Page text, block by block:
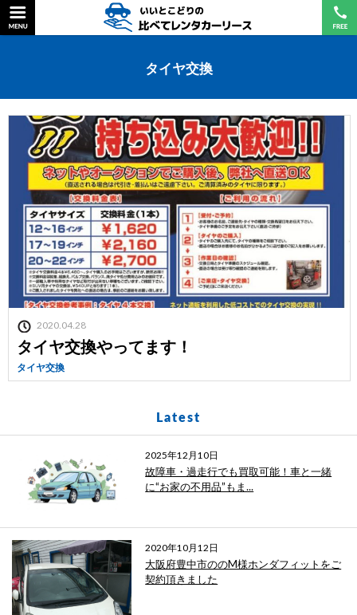
タイヤ交換
2020.04.28
タイヤ交換やってます！
タイヤ交換
Latest
2025年12月10日
故障車・過走行でも買取可能！車と一緒
に“お家の不用品”もま...
2020年10月12日
大阪府豊中市ののM様ホンダフィットをご
契約頂きました